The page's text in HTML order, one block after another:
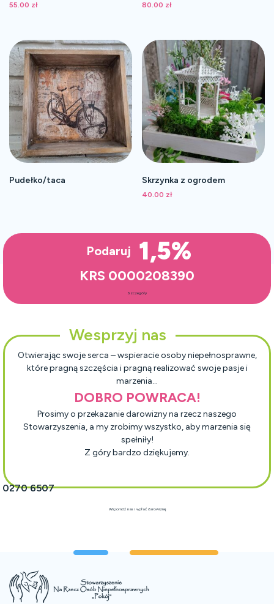
55.00 zł 80.00 zł
Pudełko/taca Skrzynka z ogrodem
40.00 zł
Podaruj 1,5%
KRS 0000208390
Szczegóły
Wesprzyj nas
Otwierając swoje serca – wspieracie osoby niepełnosprawne,
które pragną szczęścia i pragną realizować swoje pasje i
marzenia…
DOBRO POWRACA!
Prosimy o przekazanie darowizny na rzecz naszego
Stowarzyszenia, a my zrobimy wszystko, aby marzenia się
spełniły!
Z góry bardzo dziękujemy.
0270 6507
Wspomóż nas i wpłać darowiznę